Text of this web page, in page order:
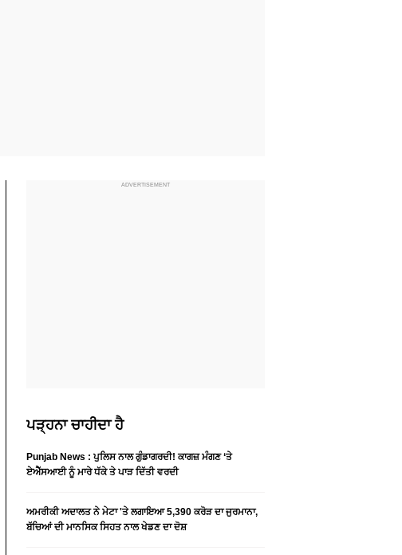
ਪੜ੍ਹਨਾ ਚਾਹੀਦਾ ਹੈ
Punjab News : ਪੁਲਿਸ ਨਾਲ ਗੁੰਡਾਗਰਦੀ! ਕਾਗਜ਼ ਮੰਗਣ ‘ਤੇ
ਏਐੱਸਆਈ ਨੂੰ ਮਾਰੇ ਧੱਕੇ ਤੇ ਪਾੜ ਦਿੱਤੀ ਵਰਦੀ
ਅਮਰੀਕੀ ਅਦਾਲਤ ਨੇ ਮੇਟਾ 'ਤੇ ਲਗਾਇਆ 5,390 ਕਰੋੜ ਦਾ ਜੁਰਮਾਨਾ,
ਬੱਚਿਆਂ ਦੀ ਮਾਨਸਿਕ ਸਿਹਤ ਨਾਲ ਖੇਡਣ ਦਾ ਦੋਸ਼